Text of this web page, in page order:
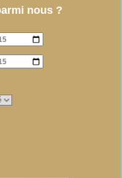
nous ?